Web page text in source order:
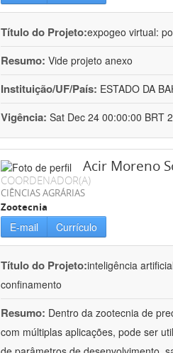
Título do Projeto:expogeo virtual:
Resumo: Vide projeto anexo
Instituição/UF/País: ESTADO DA
Vigência: Sat Dec 24 00:00:00 BRT
Acir Moreno
COORDENADOR(A)
CIÊNCIAS AGRÁRIAS
Zootecnia
E-mail Currículo
Título do Projeto:inteligência
confinamento
Resumo: Dentro da zootecnia de
com múltiplas aplicações, pode ser